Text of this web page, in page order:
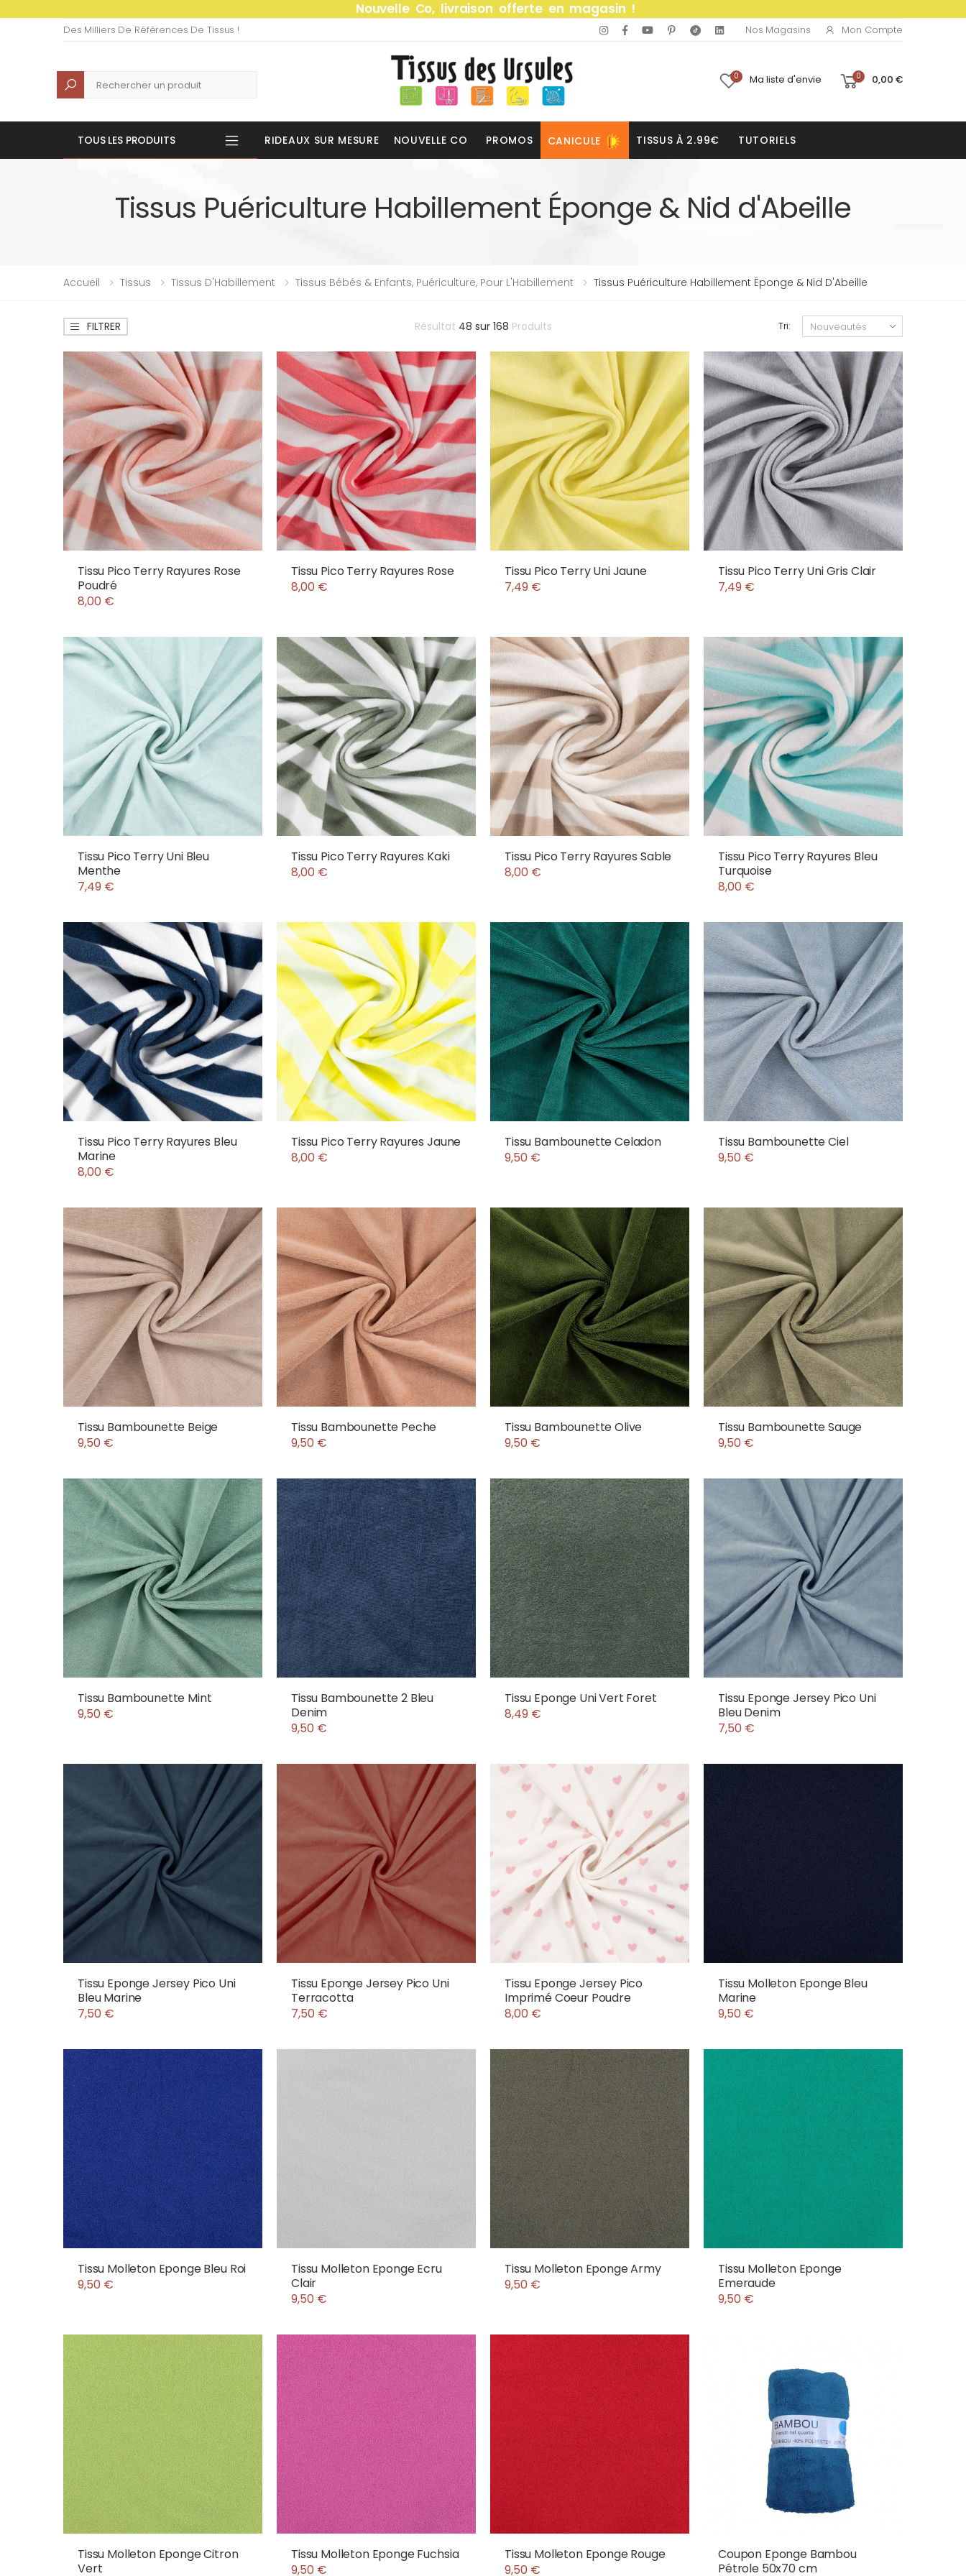
Nouvelle Co, livraison offerte en magasin !
Des Milliers De Références De Tissus ! Nos Magasins Mon Compte
Recherche 0 Ma liste d'envie 0 0,00 €
TOUS LES PRODUITS RIDEAUX SUR MESURE NOUVELLE CO PROMOS CANICULE TISSUS À 2.99€ TUTORIELS
Tissus Puériculture Habillement Éponge & Nid d'Abeille
Accueil Tissus Tissus D'Habillement Tissus Bébés & Enfants, Puériculture, Pour L'Habillement Tissus Puériculture Habillement Éponge & Nid D'Abeille
FILTRER Résultat 48 sur 168 Produits Tri:
Tissu Pico Terry Rayures Rose
Poudré
8,00 €
Tissu Pico Terry Rayures Rose
8,00 €
Tissu Pico Terry Uni Jaune
7,49 €
Tissu Pico Terry Uni Gris Clair
7,49 €
Tissu Pico Terry Uni Bleu
Menthe
7,49 €
Tissu Pico Terry Rayures Kaki
8,00 €
Tissu Pico Terry Rayures Sable
8,00 €
Tissu Pico Terry Rayures Bleu
Turquoise
8,00 €
Tissu Pico Terry Rayures Bleu
Marine
8,00 €
Tissu Pico Terry Rayures Jaune
8,00 €
Tissu Bambounette Celadon
9,50 €
Tissu Bambounette Ciel
9,50 €
Tissu Bambounette Beige
9,50 €
Tissu Bambounette Peche
9,50 €
Tissu Bambounette Olive
9,50 €
Tissu Bambounette Sauge
9,50 €
Tissu Bambounette Mint
9,50 €
Tissu Bambounette 2 Bleu
Denim
9,50 €
Tissu Eponge Uni Vert Foret
8,49 €
Tissu Eponge Jersey Pico Uni
Bleu Denim
7,50 €
Tissu Eponge Jersey Pico Uni
Bleu Marine
7,50 €
Tissu Eponge Jersey Pico Uni
Terracotta
7,50 €
Tissu Eponge Jersey Pico
Imprimé Coeur Poudre
8,00 €
Tissu Molleton Eponge Bleu
Marine
9,50 €
Tissu Molleton Eponge Bleu Roi
9,50 €
Tissu Molleton Eponge Ecru
Clair
9,50 €
Tissu Molleton Eponge Army
9,50 €
Tissu Molleton Eponge
Emeraude
9,50 €
Tissu Molleton Eponge Citron
Vert
Tissu Molleton Eponge Fuchsia
9,50 €
Tissu Molleton Eponge Rouge
9,50 €
Coupon Eponge Bambou
Pétrole 50x70 cm